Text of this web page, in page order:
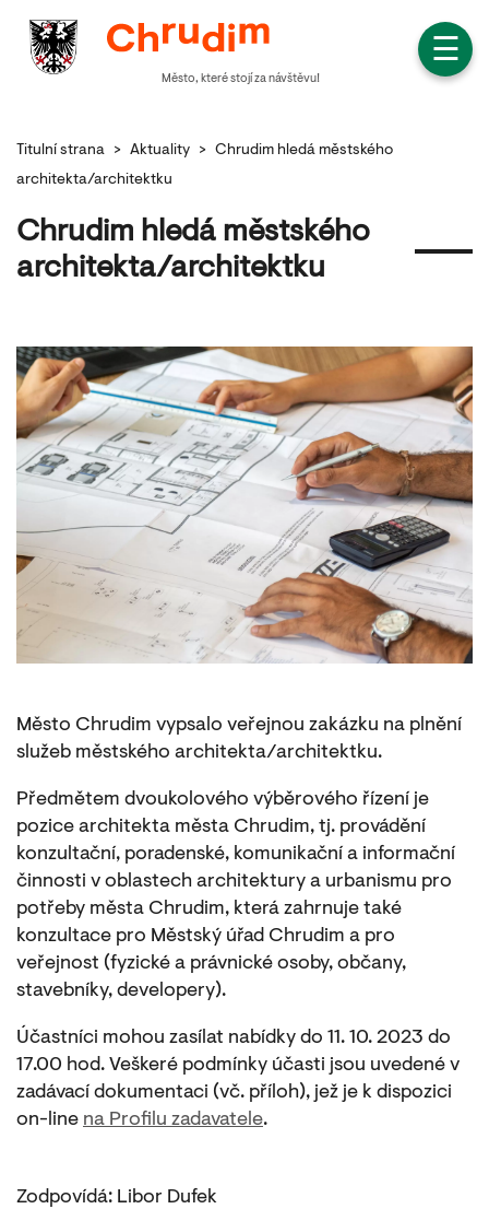
☰
Město, které stojí za návštěvu!
Titulní strana > Aktuality > Chrudim hledá městského
architekta/architektku
Chrudim hledá městského
architekta/architektku
Město Chrudim vypsalo veřejnou zakázku na plnění
služeb městského architekta/architektku.
Předmětem dvoukolového výběrového řízení je
pozice architekta města Chrudim, tj. provádění
konzultační, poradenské, komunikační a informační
činnosti v oblastech architektury a urbanismu pro
potřeby města Chrudim, která zahrnuje také
konzultace pro Městský úřad Chrudim a pro
veřejnost (fyzické a právnické osoby, občany,
stavebníky, developery).
Účastníci mohou zasílat nabídky do 11. 10. 2023 do
17.00 hod. Veškeré podmínky účasti jsou uvedené v
zadávací dokumentaci (vč. příloh), jež je k dispozici
on-line na Profilu zadavatele.
Zodpovídá: Libor Dufek